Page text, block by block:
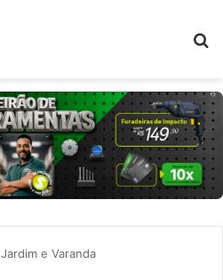
Jardim e Varanda